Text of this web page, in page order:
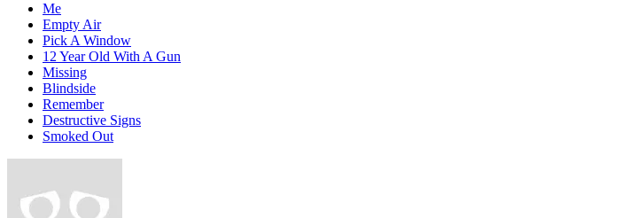
Me
Empty Air
Pick A Window
12 Year Old With A Gun
Missing
Blindside
Remember
Destructive Signs
Smoked Out